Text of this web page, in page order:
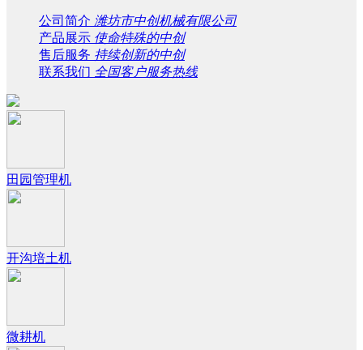
公司简介 潍坊市中创机械有限公司
产品展示 使命特殊的中创
售后服务 持续创新的中创
联系我们 全国客户服务热线
田园管理机
开沟培土机
微耕机